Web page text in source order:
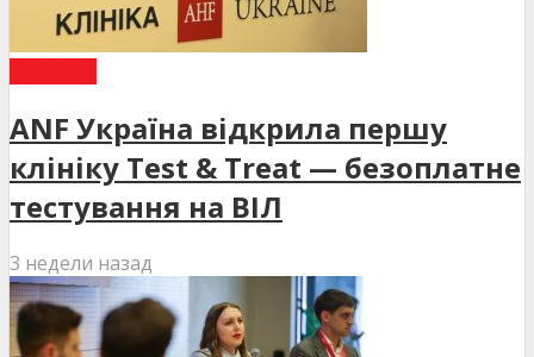
ANF Україна відкрила першу
клініку Test & Treat — безоплатне
тестування на ВІЛ
3 недели назад